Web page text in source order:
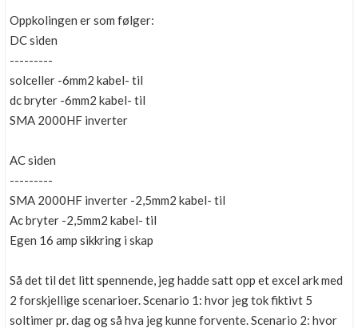
Oppkolingen er som følger:
DC siden
---------
solceller -6mm2 kabel- til
dc bryter -6mm2 kabel- til
SMA 2000HF inverter
AC siden
---------
SMA 2000HF inverter -2,5mm2 kabel- til
Ac bryter -2,5mm2 kabel- til
Egen 16 amp sikkring i skap
Så det til det litt spennende, jeg hadde satt opp et excel ark med
2 forskjellige scenarioer. Scenario 1: hvor jeg tok fiktivt 5
soltimer pr. dag og så hva jeg kunne forvente. Scenario 2: hvor